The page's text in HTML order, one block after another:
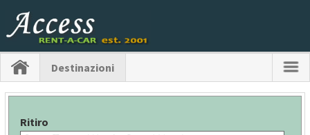
Destinazioni
Ritiro